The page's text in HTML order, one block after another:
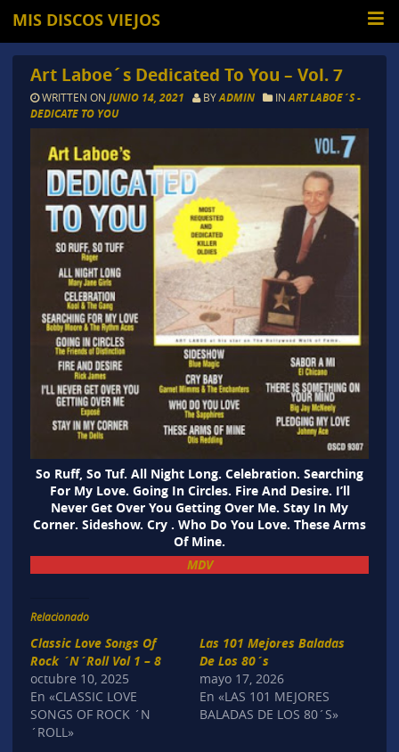
MIS DISCOS VIEJOS
Art Laboe´s Dedicated To You – Vol. 7
WRITTEN ON JUNIO 14, 2021 BYADMIN IN ART LABOE´S -
DEDICATE TO YOU
So Ruff, So Tuf. All Night Long. Celebration. Searching
For My Love. Going In Circles. Fire And Desire. I’ll
Never Get Over You Getting Over Me. Stay In My
Corner. Sideshow. Cry . Who Do You Love. These Arms
Of Mine.
MDV
Relacionado
Classic Love Songs Of
Rock ´N´Roll Vol 1 – 8
octubre 10, 2025
En «CLASSIC LOVE
SONGS OF ROCK ´N
´ROLL»
Las 101 Mejores Baladas
De Los 80´s
mayo 17, 2026
En «LAS 101 MEJORES
BALADAS DE LOS 80´S»